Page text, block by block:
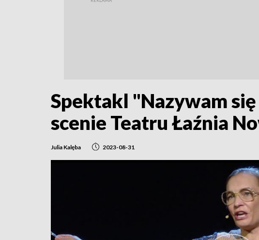
Spektakl "Nazywam
scenie Teatru Łaźnia
Julia Kalęba 2023-08-31